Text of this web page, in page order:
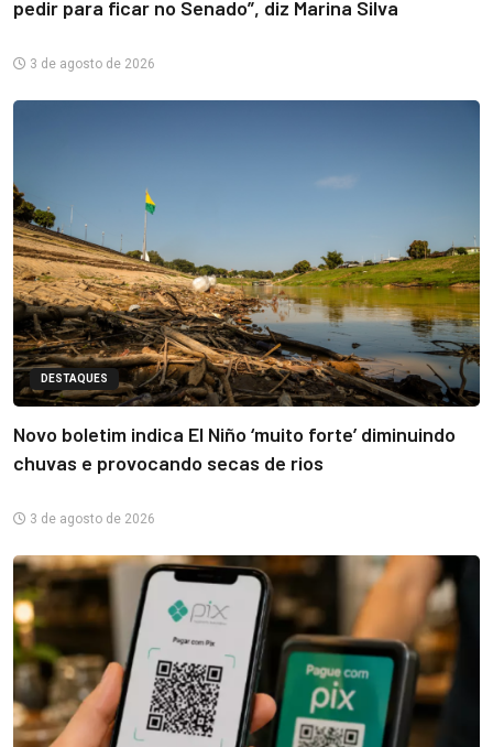
pedir para ficar no Senado”, diz Marina Silva
3 de agosto de 2026
DESTAQUES
Novo boletim indica El Niño ‘muito forte’ diminuindo
chuvas e provocando secas de rios
3 de agosto de 2026